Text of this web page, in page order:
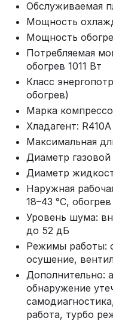
Обслуживаемая
Мощность
Мощность
Потребляемая
обогрев 1011 Вт
Класс
обогрев)
Марка
Хладагент: R410A
Максимальная
Диаметр
Диаметр
Наружная
18–43 °C,
Уровень шума:
до 52 дБ
Режимы работы:
осушение,
Дополнительно:
обнаружение
работа, турбо